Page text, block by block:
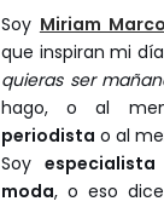
Soy Miriam
que inspiran mi
quieras ser
hago, o al
periodista o al
Soy
moda, o eso